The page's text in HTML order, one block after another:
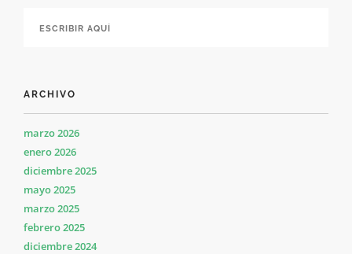
ARCHIVO
marzo 2026
enero 2026
diciembre 2025
mayo 2025
marzo 2025
febrero 2025
diciembre 2024